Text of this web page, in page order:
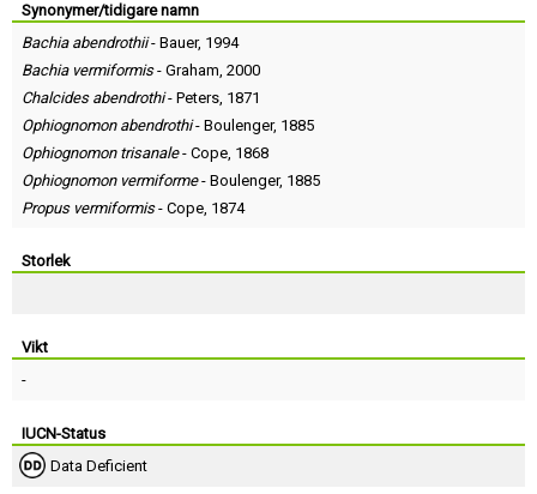
Synonymer/tidigare namn
Bachia abendrothii- Bauer, 1994
Bachia vermiformis- Graham, 2000
Chalcides abendrothi- Peters, 1871
Ophiognomon abendrothi- Boulenger, 1885
Ophiognomon trisanale- Cope, 1868
Ophiognomon vermiforme- Boulenger, 1885
Propus vermiformis- Cope, 1874
Storlek
Vikt
-
IUCN-Status
Data Deficient